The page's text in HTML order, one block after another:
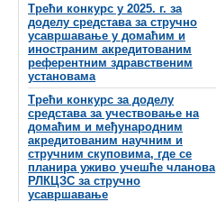
Трећи конкурс у 2025. г. за
доделу средстава за стручно
усавршавање у домаћим и
иностраним акредитованим
референтним здравственим
установама
Трећи конкурс за доделу
средстава за учествовање на
домаћим и међународним
акредитованим научним и
стручним скуповима, где се
планира уживо учешће чланова
РЛКЦЗС за стручно
усавршавање